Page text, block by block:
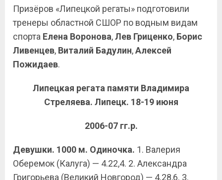
Призёров «Липецкой регаты» подготовили
тренеры областной СШОР по водным видам
спорта Елена Воронова,Лев Гриценко, Борис
Ливенцев, Виталий Бадулин,Алексей
Пожидаев.
Липецкая регата памяти Владимира
Стреляева. Липецк. 18-19 июня
2006-07 гг.р.
Девушки. 1000 м. Одиночка. 1. Валерия
Оберемок (Калуга) — 4.22,4. 2. Александра
Григорьева (Великий Новгород) — 4.28,6. 3.